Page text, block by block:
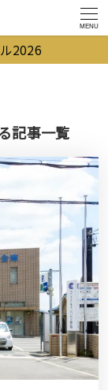
MENU
2026
記事一覧